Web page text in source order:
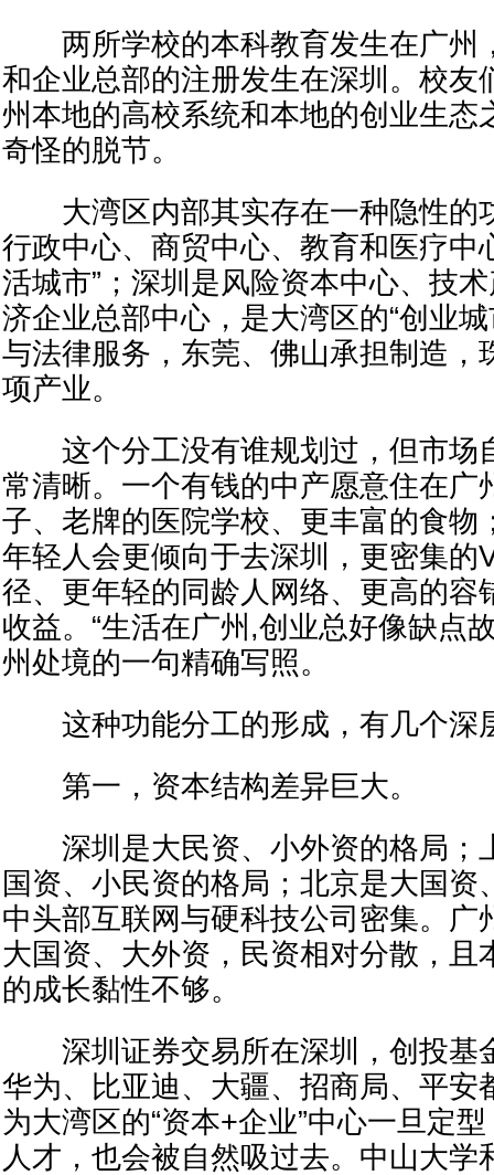
两所学校的本科教育发生在广州
和企业总部的注册发生在深圳。校友
州本地的高校系统和本地的创业生态
奇怪的脱节。
大湾区内部其实存在一种隐性的
行政中心、商贸中心、教育和医疗中
活城市”；深圳是风险资本中心、技
济企业总部中心，是大湾区的“创业
与法律服务，东莞、佛山承担制造，
项产业。
这个分工没有谁规划过，但市场
常清晰。一个有钱的中产愿意住在广
子、老牌的医院学校、更丰富的食物
年轻人会更倾向于去深圳，更密集的
径、更年轻的同龄人网络、更高的容
收益。“生活在广州,创业总好像缺点
州处境的一句精确写照。
这种功能分工的形成，有几个深
第一，资本结构差异巨大。
深圳是大民资、小外资的格局；
国资、小民资的格局；北京是大国资
中头部互联网与硬科技公司密集。广
大国资、大外资，民资相对分散，且
的成长黏性不够。
深圳证券交易所在深圳，创投基
华为、比亚迪、大疆、招商局、平安
为大湾区的“资本+企业”中心一旦定
人才，也会被自然吸过去。中山大学